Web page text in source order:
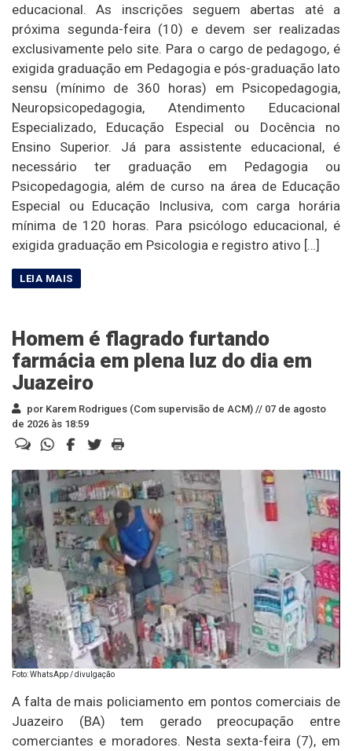
educacional. As inscrições seguem abertas até a
próxima segunda-feira (10) e devem ser realizadas
exclusivamente pelo site. Para o cargo de pedagogo, é
exigida graduação em Pedagogia e pós-graduação lato
sensu (mínimo de 360 horas) em Psicopedagogia,
Neuropsicopedagogia, Atendimento Educacional
Especializado, Educação Especial ou Docência no
Ensino Superior. Já para assistente educacional, é
necessário ter graduação em Pedagogia ou
Psicopedagogia, além de curso na área de Educação
Especial ou Educação Inclusiva, com carga horária
mínima de 120 horas. Para psicólogo educacional, é
exigida graduação em Psicologia e registro ativo […]
Homem é flagrado furtando
farmácia em plena luz do dia em
Juazeiro
por Karem Rodrigues (Com supervisão de ACM) // 07 de agosto
de 2026 às 18:59
Foto: WhatsApp / divulgação
A falta de mais policiamento em pontos comerciais de
Juazeiro (BA) tem gerado preocupação entre
comerciantes e moradores. Nesta sexta-feira (7), em